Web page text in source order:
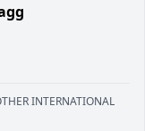
INTERNATIONAL